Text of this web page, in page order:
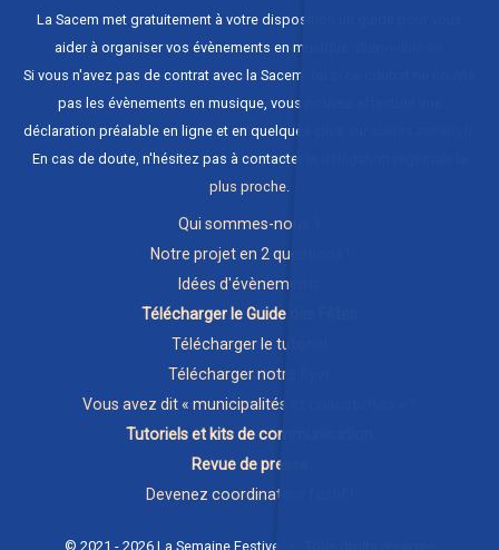
La Sacem met gratuitement à votre disposition un guide pour vous
aider à organiser vos évènements en musique,
Si vous n'avez pas de contrat avec la Sacem, ou si ce contrat ne couvre
pas les évènements en musique, vous pouvez effectuer une
déclaration préalable en ligne et en quelques clics sur
En cas de doute, n'hésitez pas à contacter
plus proche.
Qui sommes-nous ?
Notre projet en 2 questions !
Idées d'évènements
Télécharger le Guide des Fêtes
Télécharger le tutoriel
Télécharger notre flyer
Vous avez dit « municipalités et collectivités » ?
Tutoriels et kits de communication
Revue de presse
Devenez coordinateur festif !
© 2021 - 2026 La Semaine Festive • Tous droits réservés